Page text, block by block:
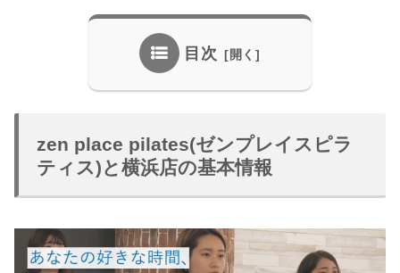
目次
zen place pilates(ゼンプレイスピラ
ティス)と横浜店の基本情報